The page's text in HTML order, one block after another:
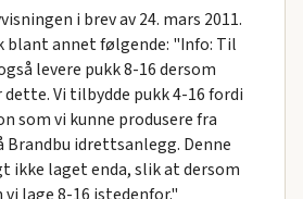
i brev av 24. mars 2011.
blant annet følgende: "Info: Til
levere pukk 8-16 dersom
Vi tilbydde pukk 4-16 fordi
som vi kunne produsere fra
Brandbu idrettsanlegg. Denne
ikke laget enda, slik at dersom